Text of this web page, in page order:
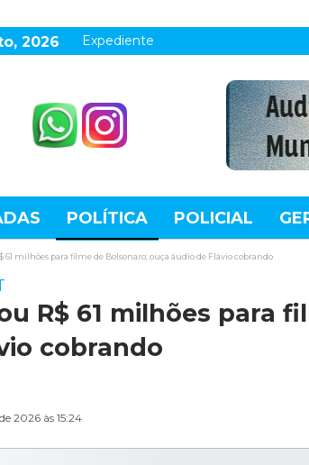
2026 Expediente
POLÍTICA POLICIAL
DESTAQUES ESPORTE MUNDO
61 milhões para filme de Bolsonaro; ouça áudio de Flávio cobrando
R$ 61 milhões para
cobrando
2026 às 15:24